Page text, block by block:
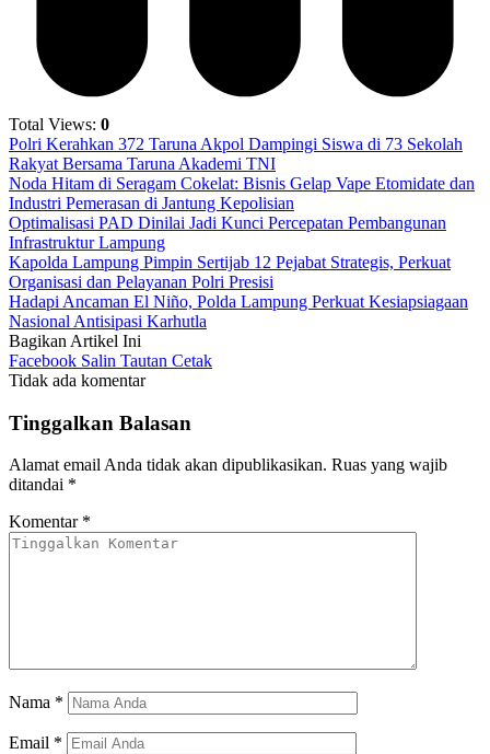
Total Views: 0
Polri Kerahkan 372 Taruna Akpol Dampingi Siswa di 73 Sekolah
Rakyat Bersama Taruna Akademi TNI
Noda Hitam di Seragam Cokelat: Bisnis Gelap Vape Etomidate dan
Industri Pemerasan di Jantung Kepolisian
Optimalisasi PAD Dinilai Jadi Kunci Percepatan Pembangunan
Infrastruktur Lampung
Kapolda Lampung Pimpin Sertijab 12 Pejabat Strategis, Perkuat
Organisasi dan Pelayanan Polri Presisi
Hadapi Ancaman El Niño, Polda Lampung Perkuat Kesiapsiagaan
Nasional Antisipasi Karhutla
Bagikan Artikel Ini
Facebook Salin Tautan Cetak
Tidak ada komentar
Tinggalkan Balasan
Alamat email Anda tidak akan dipublikasikan. Ruas yang wajib
ditandai *
Komentar *
Nama *
Email *